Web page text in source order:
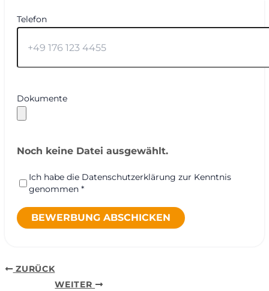
Telefon
Dokumente
Noch keine Datei ausgewählt.
Ich habe die Datenschutzerklärung zur Kenntnis
genommen *
BEWERBUNG ABSCHICKEN
ZURÜCK
WEITER